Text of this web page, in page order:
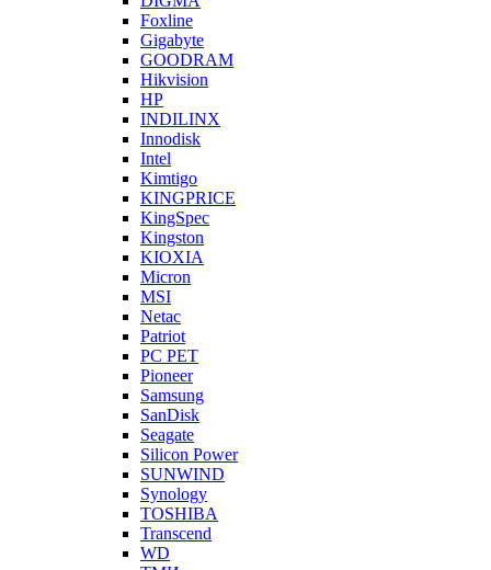
Foxline
Gigabyte
GOODRAM
Hikvision
HP
INDILINX
Innodisk
Intel
Kimtigo
KINGPRICE
KingSpec
Kingston
KIOXIA
Micron
MSI
Netac
Patriot
PC PET
Pioneer
Samsung
SanDisk
Seagate
Silicon Power
SUNWIND
Synology
TOSHIBA
Transcend
WD